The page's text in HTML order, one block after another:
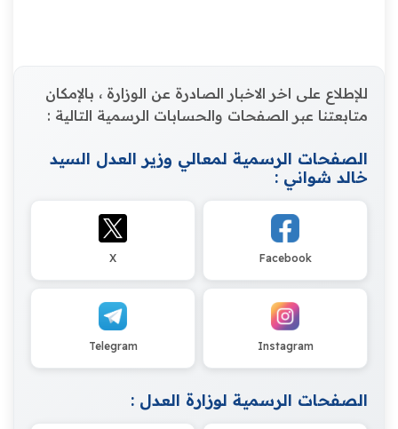
للإطلاع على اخر الاخبار الصادرة عن الوزارة ، بالإمكان
متابعتنا عبر الصفحات والحسابات الرسمية التالية :
الصفحات الرسمية لمعالي وزير العدل السيد
خالد شواني :
Facebook
X
Instagram
Telegram
الصفحات الرسمية لوزارة العدل :